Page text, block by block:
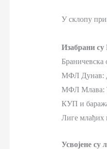
У склопу
Изабрани
Браничевска
МФЛ Дунав:
МФЛ Млава:
КУП и
Лиге млађих
Усвојене су